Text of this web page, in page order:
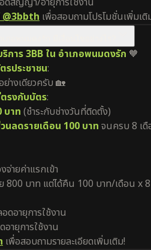
เพื่อสอบถามโปรโมชั่นเพิ่มเติ
การ 3BB ใน อำเภอพนมดงรัก 🧡
ประชาชน:
างเดียวครับ 🏡
รงกับบัตร:
บาท (ชำระกับช่างวันที่ติดตั้ง)
นลดรายเดือน 100 บาท จนครบ 8 เ
ายค่าแรกเข้า
800 บาท แต่ได้คืน 100 บาท/เดือน x 8
ดอายุการใช้งาน
ายุการใช้งาน
เพื่อสอบถามรายละเอียดเพิ่มเติม!